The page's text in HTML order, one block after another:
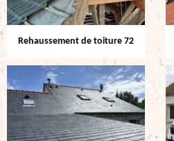
Rehaussement de toiture 72